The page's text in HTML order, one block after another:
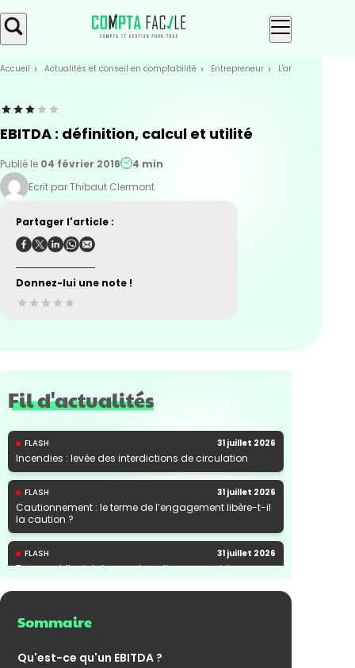
Skip
to
Aller au
contenu
Accueil Actualités et conseil en comptabilité Entrepreneur L'analyse
EBITDA : définition, calcul et utilité
Publié le 04 février 2016
4 min
Ecrit par Thibaut Clermont
Partager l'article :
Donnez-lui une note !
Fil d'actualités
FLASH 31 juillet 2026
Incendies : levée des interdictions de circulation
FLASH 31 juillet 2026
Cautionnement : le terme de l’engagement libère-t-il
la caution ?
FLASH 31 juillet 2026
Transport fluvial de marchandises : une aide
financière bienvenue
Sommaire
Qu'est-ce qu'un EBITDA ?